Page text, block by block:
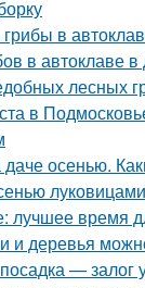
грибы в
в автоклаве
лесных
в
осенью.
лучшее время
и деревья
— залог